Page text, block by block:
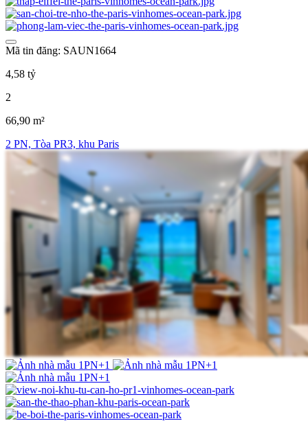
Mã tin đăng: SAUN1664
4,58 tỷ
2
66,90 m²
2 PN, Tòa PR3, khu Paris